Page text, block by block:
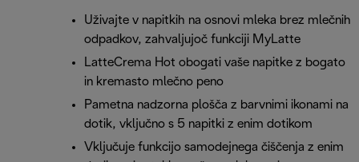
Uživajte v napitkih na osnovi mleka brez mlečnih
odpadkov, zahvaljujoč funkciji MyLatte
LatteCrema Hot obogati vaše napitke z bogato
in kremasto mlečno peno
Pametna nadzorna plošča z barvnimi ikonami na
dotik, vključno s 5 napitki z enim dotikom
Vključuje funkcijo samodejnega čiščenja z enim